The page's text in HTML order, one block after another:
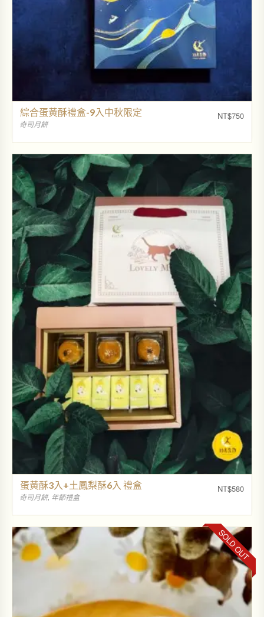
NT$750
綜合蛋黃酥禮盒-9入中秋限定
奇司月餅
NT$580
蛋黃酥3入+土鳳梨酥6入 禮盒
奇司月餅, 年節禮盒
SOLD OUT